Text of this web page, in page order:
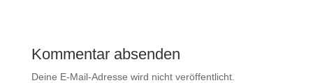
Kommentar absenden
Deine E-Mail-Adresse wird nicht veröffentlicht.